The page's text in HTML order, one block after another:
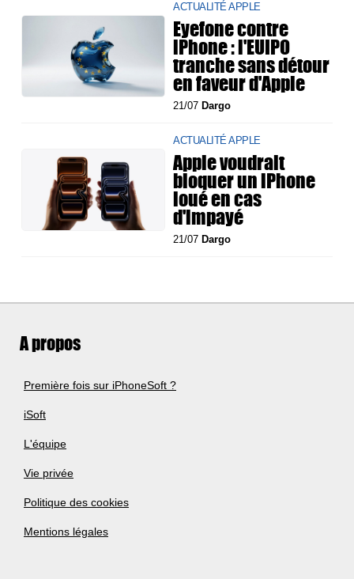
ACTUALITÉ APPLE
Eyefone contre
iPhone : l'EUIPO
tranche sans détour
en faveur d'Apple
21/07 Dargo
ACTUALITÉ APPLE
Apple voudrait
bloquer un iPhone
loué en cas
d'impayé
21/07 Dargo
A propos
Première fois sur iPhoneSoft ?
iSoft
L'équipe
Vie privée
Politique des cookies
Mentions légales